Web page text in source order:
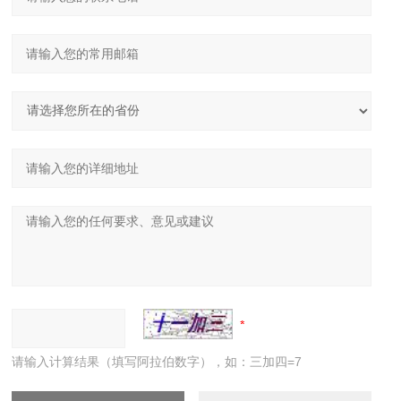
请输入计算结果（填写阿拉伯数字），如：三加四=7